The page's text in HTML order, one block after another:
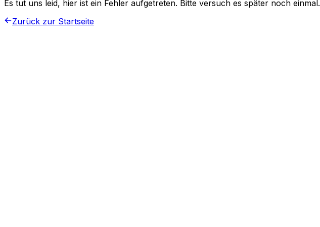
Es tut uns leid, hier ist ein Fehler aufgetreten. Bitte versuch es später noch einmal.
Zurück zur Startseite